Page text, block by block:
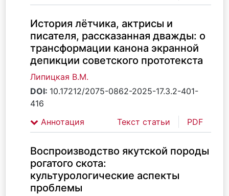
История лётчика, актрисы и
писателя, рассказанная дважды: о
трансформации канона экранной
депикции советского прототекста
Липицкая В.М.
DOI: 10.17212/2075-0862-2025-17.3.2-401-
416
Аннотация
Текст статьи PDF
Воспроизводство якутской породы
рогатого скота:
культурологические аспекты
проблемы